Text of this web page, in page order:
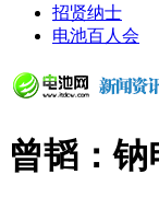
招贤纳士
电池百人会
曾韬：钠